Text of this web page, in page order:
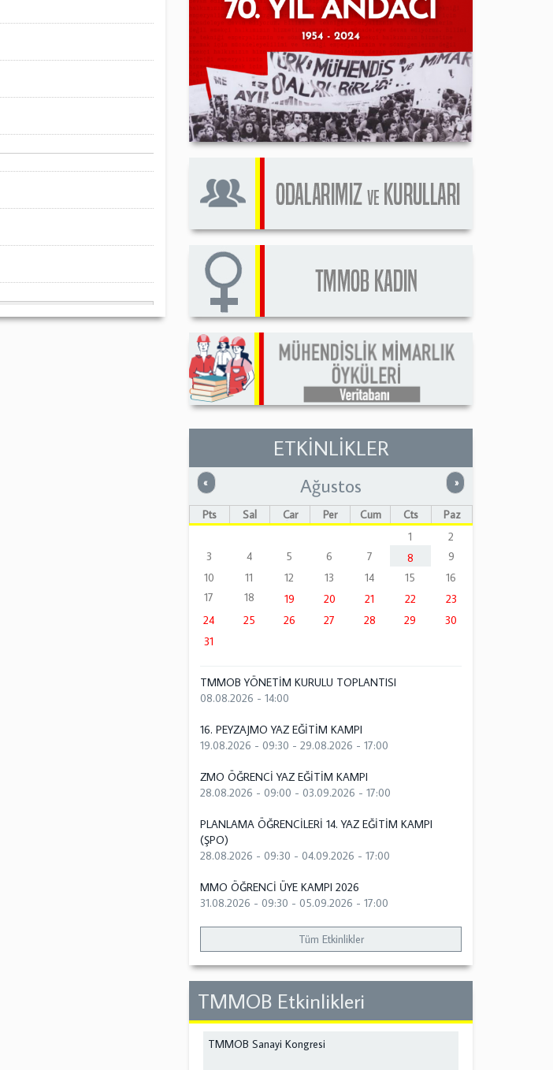
ETKİNLİKLER
« Önceki »Sonraki
Ağustos
Pts Sal Çar Per Cum Cts
Paz
1
2
3
4 5 6 7 8
9
10
11 12 13 14 15
16
17
18 19 20 21 22
23
24
25 26 27 28 29
30
31
TMMOB YÖNETİM KURULU TOPLANTISI
08.08.2026 - 14:00
16. PEYZAJMO YAZ EĞİTİM KAMPI
19.08.2026 - 09:30 -29.08.2026 - 17:00
ZMO ÖĞRENCİ YAZ EĞİTİM KAMPI
28.08.2026 - 09:00 -03.09.2026 - 17:00
PLANLAMA ÖĞRENCİLERİ 14. YAZ EĞİTİM KAMPI
(ŞPO)
28.08.2026 - 09:30 -04.09.2026 - 17:00
MMO ÖĞRENCİ ÜYE KAMPI 2026
31.08.2026 - 09:30 -05.09.2026 - 17:00
Tüm Etkinlikler
TMMOB Etkinlikleri
TMMOB Sanayi Kongresi